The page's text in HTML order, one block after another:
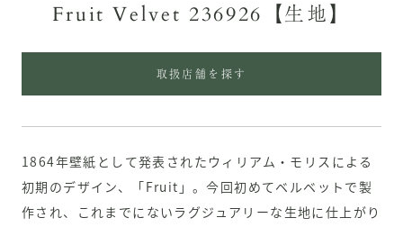
Fruit Velvet 236926【生地】
取扱店舗を探す
1864年壁紙として発表されたウィリアム・モリスによる
初期のデザイン、「Fruit」。今回初めてベルベットで製
作され、これまでにないラグジュアリーな生地に仕上がり